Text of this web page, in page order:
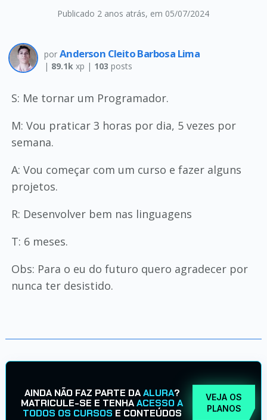
Publicado 2 anos atrás, em 05/07/2024
por Anderson Cleito Barbosa Lima
| 89.1kxp | 103 posts
S: Me tornar um Programador.
M: Vou praticar 3 horas por dia, 5 vezes por
semana.
A: Vou começar com um curso e fazer alguns
projetos.
R: Desenvolver bem nas linguagens
T: 6 meses.
Obs: Para o eu do futuro quero agradecer por
nunca ter desistido.
AINDA NÃO FAZ PARTE DAALURA?
MATRICULE-SE E TENHAACESSO A
TODOS OS CURSOS E CONTEÚDOS
VEJA OS
PLANOS